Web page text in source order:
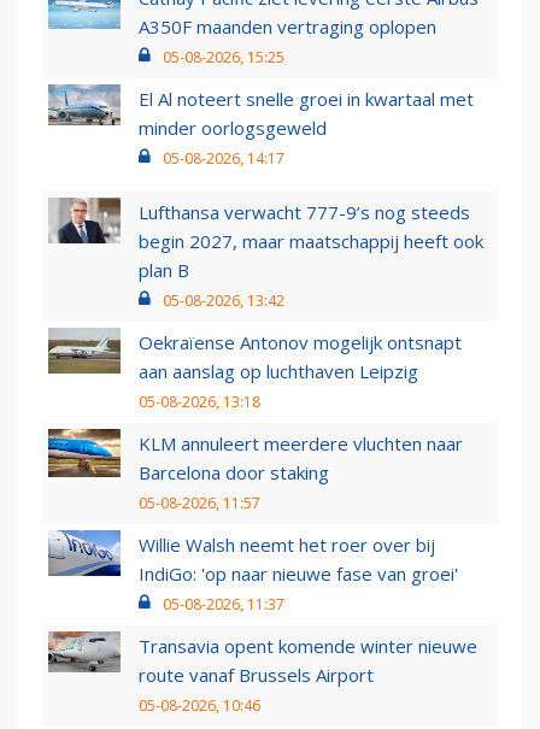
A350F maanden vertraging oplopen
05-08-2026, 15:25
El Al noteert snelle groei in kwartaal met
minder oorlogsgeweld
05-08-2026, 14:17
Lufthansa verwacht 777-9’s nog steeds
begin 2027, maar maatschappij heeft ook
plan B
05-08-2026, 13:42
Oekraïense Antonov mogelijk ontsnapt
aan aanslag op luchthaven Leipzig
05-08-2026, 13:18
KLM annuleert meerdere vluchten naar
Barcelona door staking
05-08-2026, 11:57
Willie Walsh neemt het roer over bij
IndiGo: 'op naar nieuwe fase van groei'
05-08-2026, 11:37
Transavia opent komende winter nieuwe
route vanaf Brussels Airport
05-08-2026, 10:46